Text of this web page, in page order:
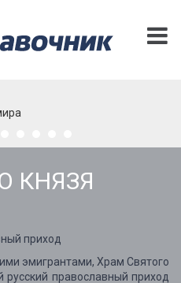
КНЯЗЯ
приход
эмигрантами, Храм Святого
православный приход